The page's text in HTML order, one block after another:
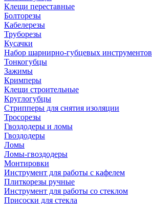
Клещи переставные
Болторезы
Кабелерезы
Труборезы
Кусачки
Набор шарнирно-губцевых инструментов
Тонкогубцы
Зажимы
Кримперы
Клещи строительные
Круглогубцы
Стрипперы для снятия изоляции
Тросорезы
Гвоздодеры и ломы
Гвоздодеры
Ломы
Ломы-гвоздодеры
Монтировки
Инструмент для работы с кафелем
Плиткорезы ручные
Инструмент для работы со стеклом
Присоски для стекла